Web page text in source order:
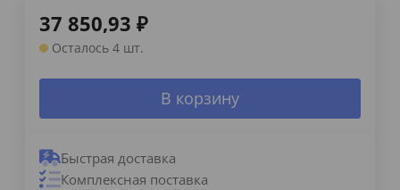
37 850,93 ₽
Осталось 4 шт.
В корзину
Быстрая доставка
Комплексная поставка